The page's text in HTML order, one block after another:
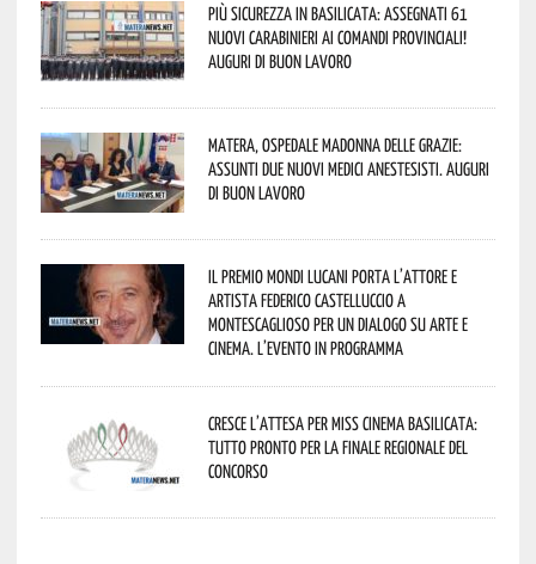
Più sicurezza in Basilicata: assegnati 61
nuovi Carabinieri ai Comandi provinciali!
Auguri di buon lavoro
Matera, Ospedale Madonna delle Grazie:
assunti due nuovi medici anestesisti. Auguri
di buon lavoro
Il Premio Mondi Lucani porta l’attore e
artista Federico Castelluccio a
Montescaglioso per un dialogo su arte e
cinema. L’evento in programma
Cresce l’attesa per Miss Cinema Basilicata:
tutto pronto per la finale regionale del
concorso